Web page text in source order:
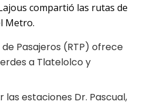
compartió las rutas de
Metro.
Pasajeros (RTP) ofrece
a Tlatelolco y
las estaciones Dr. Pascual,